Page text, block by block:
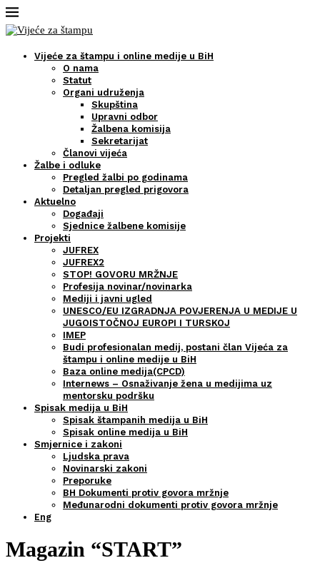
Vijeće za štampu i online medije u BiH
O nama
Statut
Organi udruženja
Skupština
Upravni odbor
Žalbena komisija
Sekretarijat
Članovi vijeća
Žalbe i odluke
Pregled žalbi po godinama
Detaljan pregled prigovora
Aktuelno
Događaji
Sjednice žalbene komisije
Projekti
JUFREX
JUFREX2
STOP! GOVORU MRŽNJE
Profesija novinar/novinarka
Mediji i javni ugled
UNESCO/EU IZGRADNJA POVJERENJA U MEDIJE U
JUGOISTOČNOJ EUROPI I TURSKOJ
IMEP
Budi profesionalan medij, postani član Vijeća za
štampu i online medije u BiH
Baza online medija(CPCD)
Internews – Osnaživanje žena u medijima uz
mentorsku podršku
Spisak medija u BiH
Spisak štampanih medija u BiH
Spisak online medija u BiH
Smjernice i zakoni
Ljudska prava
Novinarski zakoni
Preporuke
BH Dokumenti protiv govora mržnje
Međunarodni dokumenti protiv govora mržnje
Eng
Magazin “START”